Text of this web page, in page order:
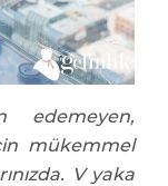
edemeyen,
mükemmel
V yaka